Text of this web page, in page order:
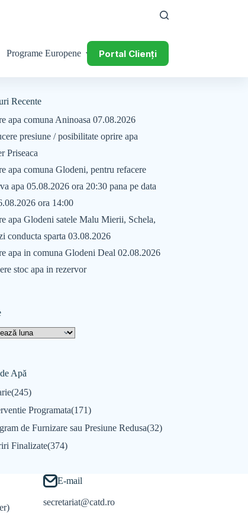
Programe Europene Portal Clienți
Recente
apa comuna Aninoasa 07.08.2026
presiune / posibilitate oprire apa
Priseaca
apa comuna Glodeni, pentru refacere
apa 05.08.2026 ora 20:30 pana pe data
ora 14:00
apa Glodeni satele Malu Mierii, Schela,
conducta sparta 03.08.2026
apa in comuna Glodeni Deal 02.08.2026
stoc apa in rezervor
Apă
(245)
Programata(171)
Finalizate(374)
de Furnizare sau Presiune Redusa(32)
E-mail
secretariat@catd.ro